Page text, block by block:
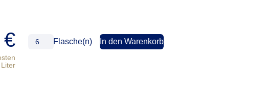
€
Liter
Flasche(n) In den Warenkorb